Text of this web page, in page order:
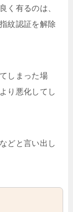
く有るのは、
紋認証を解除
しまった場
り悪化してし
どと言い出し